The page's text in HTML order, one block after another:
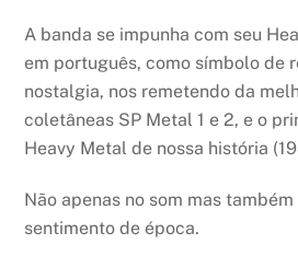
A banda se impunha com seu
em português, como símbolo de
nostalgia, nos remetendo da
coletâneas SP Metal 1 e 2, e o
Heavy Metal de nossa história
Não apenas no som mas
sentimento de época.